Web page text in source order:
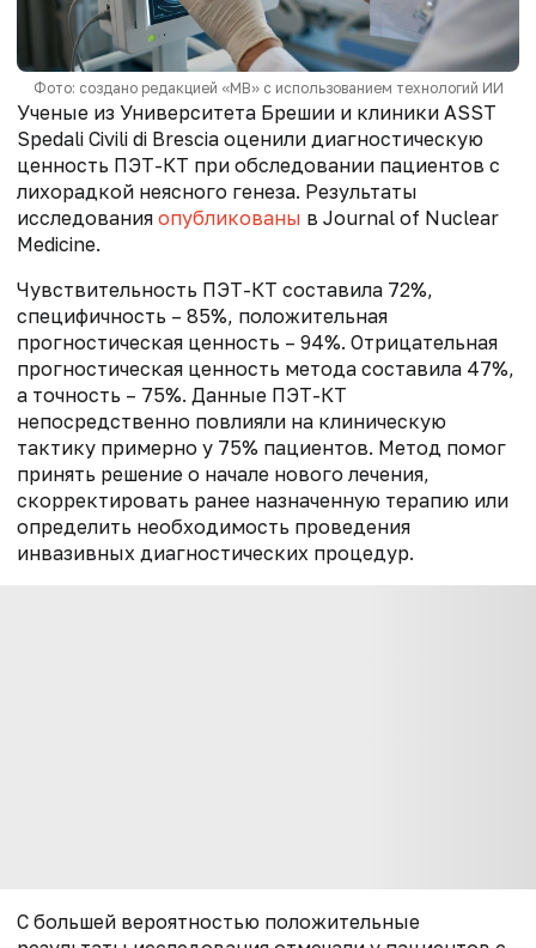
Фото: создано редакцией «МВ» с использованием технологий ИИ
Ученые из Университета Брешии и клиники ASST
Spedali Civili di Brescia оценили диагностическую
ценность ПЭТ-КТ при обследовании пациентов с
лихорадкой неясного генеза. Результаты
исследования опубликованы в Journal of Nuclear
Medicine.
Чувствительность ПЭТ-КТ составила 72%,
специфичность – 85%, положительная
прогностическая ценность – 94%. Отрицательная
прогностическая ценность метода составила 47%,
а точность – 75%. Данные ПЭТ-КТ
непосредственно повлияли на клиническую
тактику примерно у 75% пациентов. Метод помог
принять решение о начале нового лечения,
скорректировать ранее назначенную терапию или
определить необходимость проведения
инвазивных диагностических процедур.
С большей вероятностью положительные